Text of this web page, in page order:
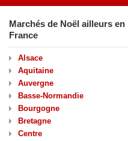
Marchés de Noël ailleurs en
France
Alsace
Aquitaine
Auvergne
Basse-Normandie
Bourgogne
Bretagne
Centre